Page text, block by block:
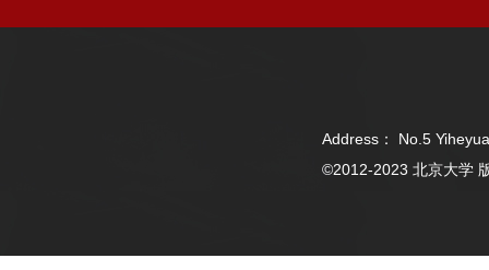
Address： No.5
©2012-2023 北京大学